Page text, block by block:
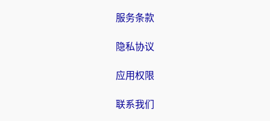
服务条款
隐私协议
应用权限
联系我们